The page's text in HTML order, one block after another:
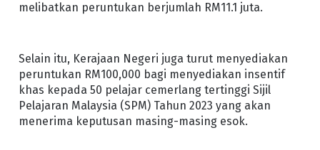
melibatkan peruntukan berjumlah RM11.1 juta.
Selain itu, Kerajaan Negeri juga turut menyediakan
peruntukan RM100,000 bagi menyediakan insentif
khas kepada 50 pelajar cemerlang tertinggi Sijil
Pelajaran Malaysia (SPM) Tahun 2023 yang akan
menerima keputusan masing-masing esok.